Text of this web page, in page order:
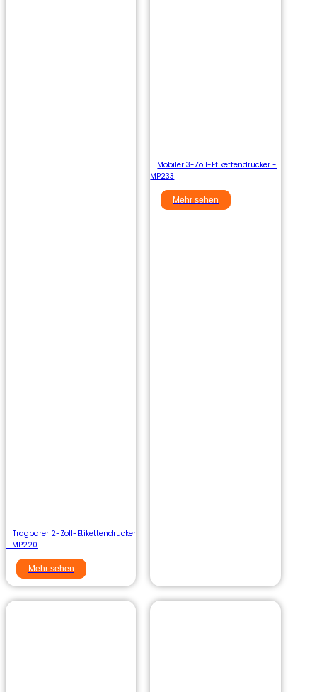
Tragbarer 2-Zoll-Etikettendrucker
- MP220
Mehr sehen
Mobiler 3-Zoll-Etikettendrucker -
MP233
Mehr sehen